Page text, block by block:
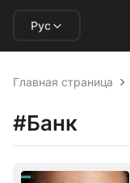
Рус
Главная страница
#Банк